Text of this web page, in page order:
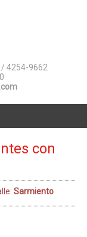
4254-9662
con
Sarmiento